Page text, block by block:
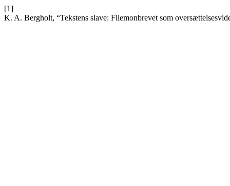
[1]
K. A. Bergholt, “Tekstens slave: Filemonbrevet som